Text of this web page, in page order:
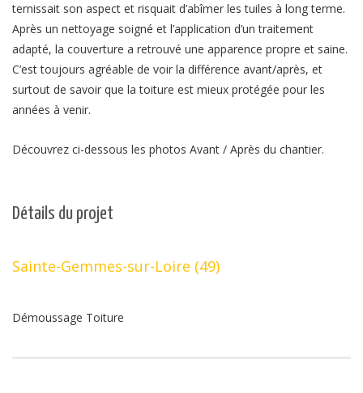
ternissait son aspect et risquait d’abîmer les tuiles à long terme.
Après un nettoyage soigné et l’application d’un traitement
adapté, la couverture a retrouvé une apparence propre et saine.
C’est toujours agréable de voir la différence avant/après, et
surtout de savoir que la toiture est mieux protégée pour les
années à venir.
Découvrez ci-dessous les photos Avant / Après du chantier.
Détails du projet
Sainte-Gemmes-sur-Loire (49)
Démoussage Toiture